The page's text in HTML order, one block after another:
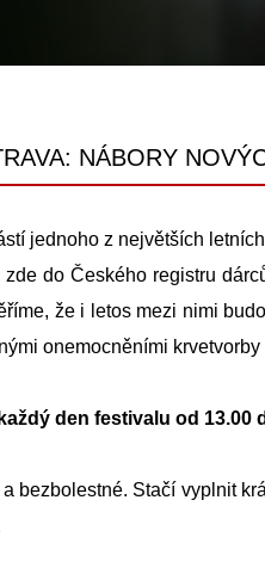
NÁBORY
jednoho z největších
zde do Českého registru
že i letos mezi nimi
onemocněními krvetvorby
den festivalu od 13.00
bezbolestné. Stačí vyplnit